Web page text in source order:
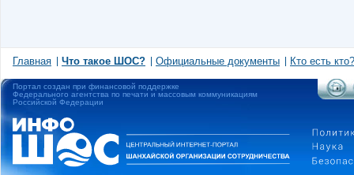
Главная Что такое ШОС? Официальные документы Кто есть кто?
Портал создан при финансовой поддержке
Федерального агентства по печати и массовым коммуникациям
Российской Федерации